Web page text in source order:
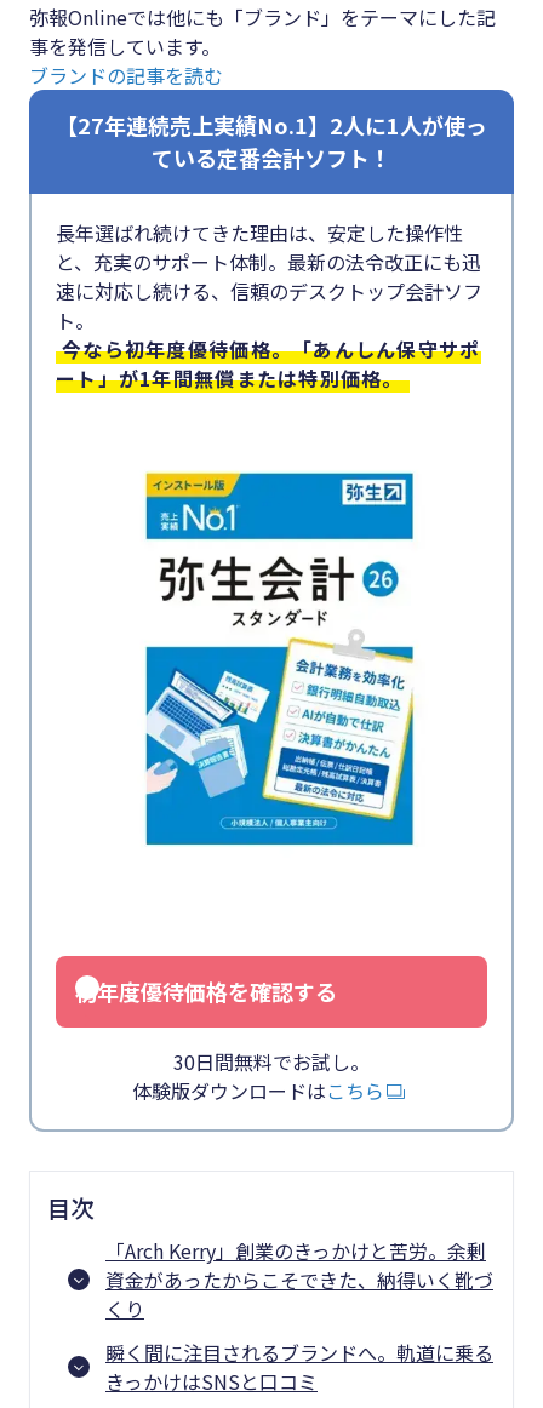
弥報Onlineでは他にも「ブランド」をテーマにした記
事を発信しています。
ブランドの記事を読む
【27年連続売上実績No.1】2人に1人が使っ
ている定番会計ソフト！
長年選ばれ続けてきた理由は、安定した操作性
と、充実のサポート体制。最新の法令改正にも迅
速に対応し続ける、信頼のデスクトップ会計ソフ
ト。
今なら初年度優待価格。「あんしん保守サポ
ート」が1年間無償または特別価格。
初年度優待価格を確認する
30日間無料でお試し。
体験版ダウンロードはこちら
目次
「Arch Kerry」創業のきっかけと苦労。余剰
資金があったからこそできた、納得いく靴づ
くり
瞬く間に注目されるブランドへ。軌道に乗る
きっかけはSNSと口コミ